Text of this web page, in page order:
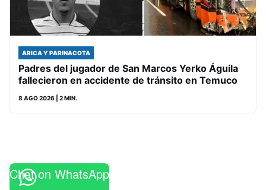
ARICA Y PARINACOTA
Padres del jugador de San Marcos Yerko Águila
fallecieron en accidente de tránsito en Temuco
8 AGO 2026 | 2 MIN.
Chat on WhatsApp